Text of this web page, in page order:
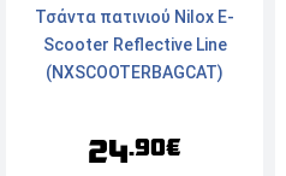
Τσάντα πατινιού Nilox E-
Scooter Reflective Line
(NXSCOOTERBAGCAT)
24.90€